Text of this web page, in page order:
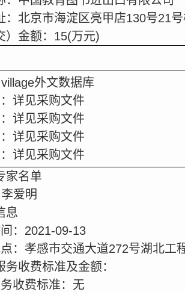
：北京市海淀区亮甲店130号21
金额： 15(万元)
外文数据库
详见采购文件
详见采购文件
详见采购文件
详见采购文件
家名单
李爱明
息
： 2021-09-13
：孝感市交通大道272号湖北工
务收费标准及金额：
收费标准：无